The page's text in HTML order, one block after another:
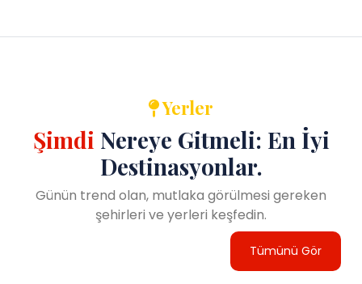
Yerler
Şimdi Nereye Gitmeli: En İyi
Destinasyonlar.
Günün trend olan, mutlaka görülmesi gereken
şehirleri ve yerleri keşfedin.
Tümünü Gör